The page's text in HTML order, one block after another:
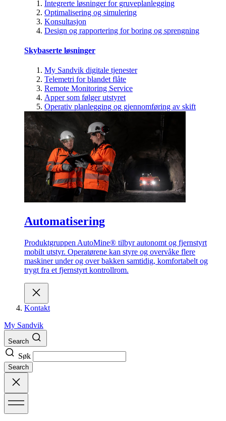
Integrerte løsninger for gruveplanlegging
Optimalisering og simulering
Konsultasjon
Design og rapportering for boring og sprengning
Skybaserte løsninger
My Sandvik digitale tjenester
Telemetri for blandet flåte
Remote Monitoring Service
Apper som følger utstyret
Operativ planlegging og gjennomføring av skift
Automatisering
Produktgruppen AutoMine® tilbyr autonomt og fjernstyrt
mobilt utstyr. Operatørene kan styre og overvåke flere
maskiner under og over bakken samtidig, komfortabelt og
trygt fra et fjernstyrt kontrollrom.
Kontakt
My Sandvik
Search
Søk
Search